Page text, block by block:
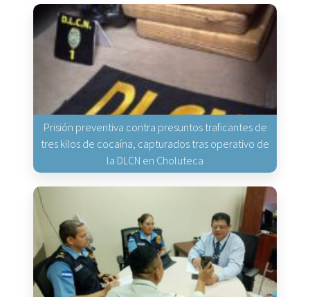
Prisión preventiva contra presuntos traficantes de
tres kilos de cocaína, capturados tras operativo de
la DLCN en Choluteca